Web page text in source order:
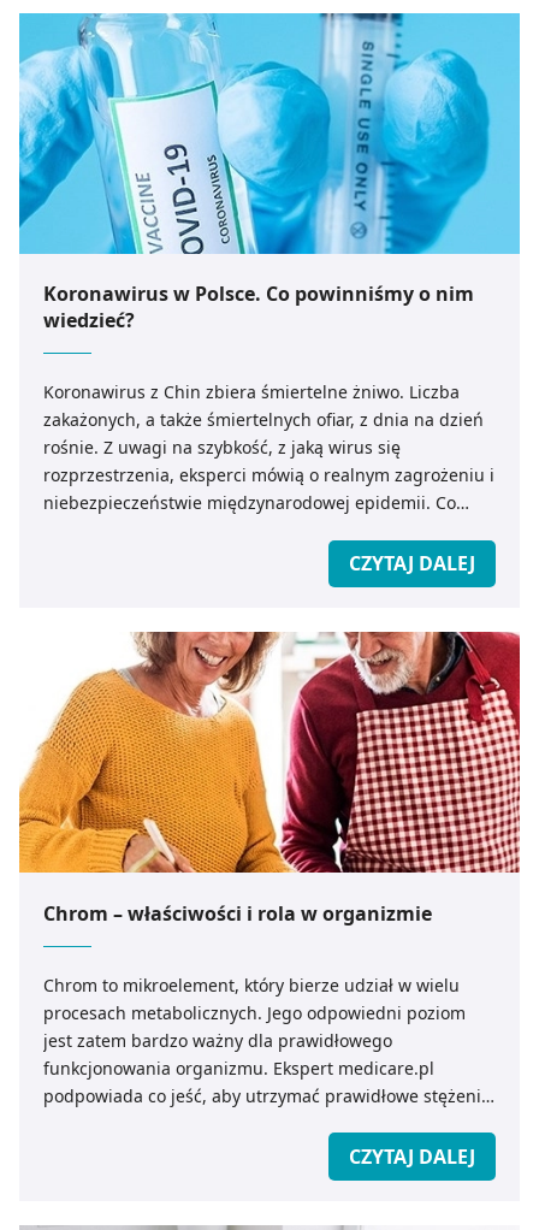
Koronawirus w Polsce. Co powinniśmy o nim
wiedzieć?
Koronawirus z Chin zbiera śmiertelne żniwo. Liczba
zakażonych, a także śmiertelnych ofiar, z dnia na dzień
rośnie. Z uwagi na szybkość, z jaką wirus się
rozprzestrzenia, eksperci mówią o realnym zagrożeniu i
niebezpieczeństwie międzynarodowej epidemii. Co
CZYTAJ DALEJ
Chrom – właściwości i rola w organizmie
Chrom to mikroelement, który bierze udział w wielu
procesach metabolicznych. Jego odpowiedni poziom
jest zatem bardzo ważny dla prawidłowego
funkcjonowania organizmu. Ekspert medicare.pl
podpowiada co jeść, aby utrzymać prawidłowe stężenie
CZYTAJ DALEJ